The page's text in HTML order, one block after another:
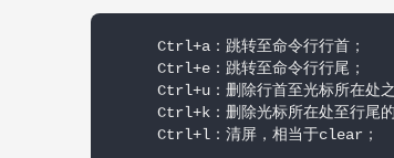
Ctrl+a：跳转至命令行行首；
Ctrl+e：跳转至命令行行尾；
Ctrl+u：删除行首至光标所在处之
Ctrl+k：删除光标所在处至行尾的
Ctrl+l：清屏，相当于clear；